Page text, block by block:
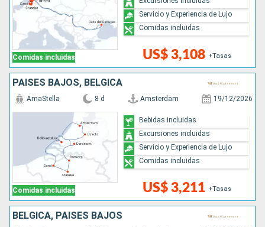
Comidas incluidas US$ 3,108 +Tasas
Servicio y Experiencia de Lujo
Comidas incluidas
PAISES BAJOS, BÉLGICA
Comidas incluidas
AmaStella 8 d Amsterdam 19/12/2026
US$ 3,211 +Tasas
Bebidas incluidas
Excursiones incluidas
Servicio y Experiencia de Lujo
Comidas incluidas
BÉLGICA, PAISES BAJOS